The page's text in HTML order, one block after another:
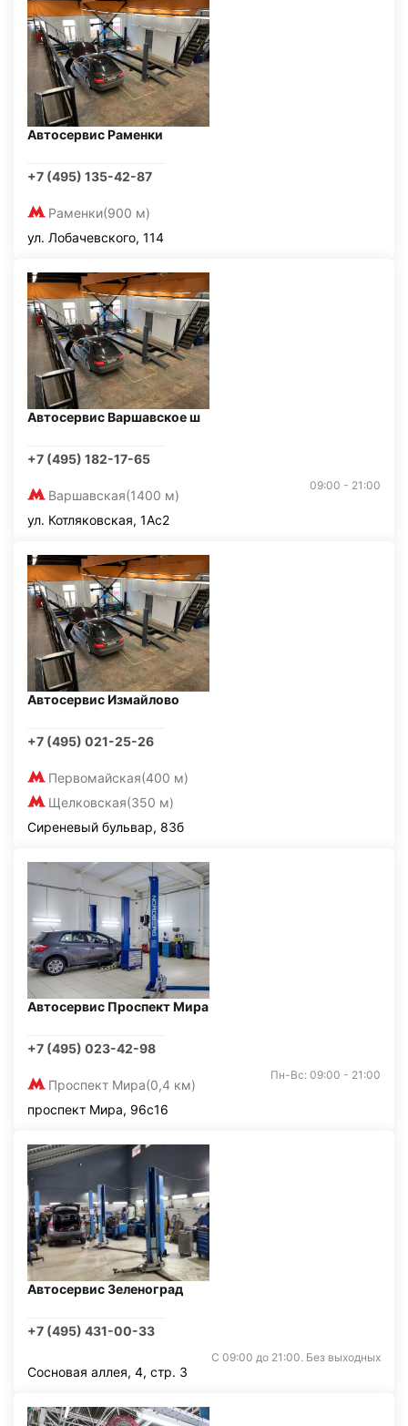
Автосервис Раменки
+7 (495) 135-42-87
Раменки(900 м)
ул. Лобачевского, 114
Автосервис Варшавское ш
+7 (495) 182-17-65
Варшавская(1400 м)
09:00 - 21:00
ул. Котляковская, 1Ас2
Автосервис Измайлово
+7 (495) 021-25-26
Первомайская(400 м)
Щелковская(350 м)
Сиреневый бульвар, 83б
Автосервис Проспект Мира
+7 (495) 023-42-98
Проспект Мира(0,4 км)
Пн-Вс: 09:00 - 21:00
проспект Мира, 96с16
Автосервис Зеленоград
+7 (495) 431-00-33
С 09:00 до 21:00. Без выходных
Сосновая аллея, 4, стр. 3